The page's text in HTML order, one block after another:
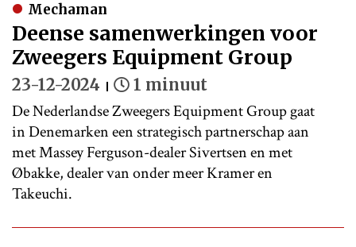
Mechaman
Deense samenwerkingen voor
Zweegers Equipment Group
23-12-2024 1 minuut
De Nederlandse Zweegers Equipment Group gaat
in Denemarken een strategisch partnerschap aan
met Massey Ferguson-dealer Sivertsen en met
Øbakke, dealer van onder meer Kramer en
Takeuchi.